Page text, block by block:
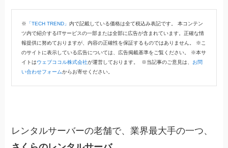
※ 「TECH TREND」 内で記載している価格は全て税込み表記です。 本コンテン
ツ内で紹介するITサービスの一部または全部に広告が含まれています。正確な情
報提供に努めておりますが、内容の正確性を保証するものではありません。 ※こ
のサイトに表示している広告については、広告掲載基準をご覧ください。 ※本サ
イトはウェブココル株式会社が運営しております。 ※当記事のご意見は、
お問
い合わせフォームからお寄せください。
レンタルサーバーの老舗で、業界最大手の一つ、